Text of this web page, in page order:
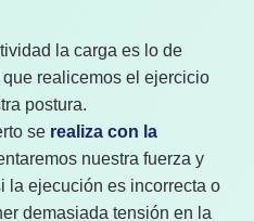
la carga es lo de
realicemos el ejercicio
postura.
se realiza con la
nuestra fuerza y
la ejecución es incorrecta o
demasiada tensión en la